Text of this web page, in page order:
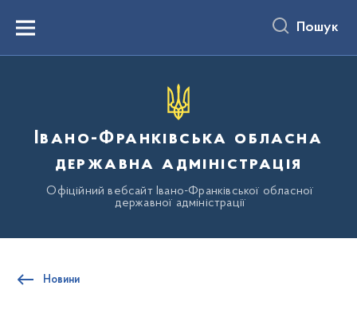
вмістуMenu Пошук
Івано-Франківська обласна
державна адміністрація
Офіційний вебсайт Івано-Франківської обласної
державної адміністрації
Новини